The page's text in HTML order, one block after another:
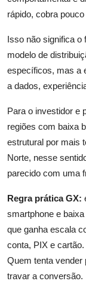
rápido, cobra
Isso não significa o
modelo de
específicos, mas a
a dados,
Para o investidor e
regiões com baixa
estrutural por mais
Norte, nesse
parecido com uma
Regra prática GX:
smartphone e
que ganha escala
conta, PIX e
Quem tenta vender
travar a conversão.